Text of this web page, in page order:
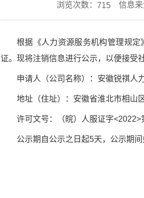
浏览次数： 715 信息
根据《人力资源服务机构管理规
证。现将注销信息进行公示，以便接受
申请人（公司名称）：安徽锐祺人
地址（住址）：安徽省淮北市相山
许可文号：（皖）人服证字<2022>
公示期自公示之日起5天，公示期